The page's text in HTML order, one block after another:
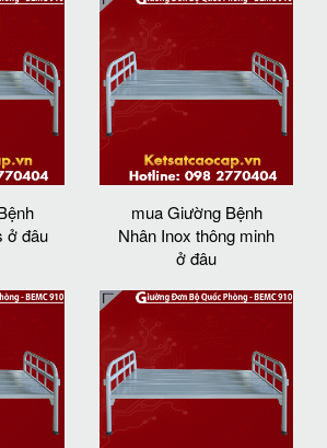
ở đâu
mua Giường Bệnh
Nhân Inox thông minh
ở đâu